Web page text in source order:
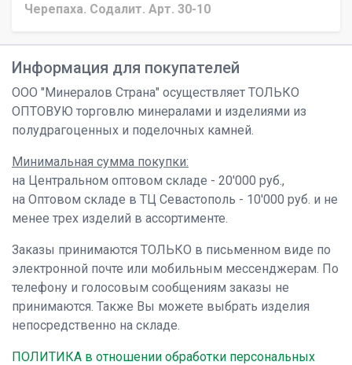
Черепаха. Содалит. Арт. 30-10
Информация для покупателей
ООО "Минералов Страна" осуществляет ТОЛЬКО
ОПТОВУЮ торговлю минералами и изделиями из
полудрагоценных и поделочных камней.
Минимальная сумма покупки:
на Центральном оптовом складе - 20'000 руб.,
на Оптовом складе в ТЦ Севастополь - 10'000 руб. и не
менее трех изделий в ассортименте.
Заказы принимаются ТОЛЬКО в письменном виде по
электронной почте или мобильным мессенджерам. По
телефону и голосовым сообщениям заказы не
принимаются. Также Вы можете выбрать изделия
непосредственно на складе.
ПОЛИТИКА в отношении обработки персональных